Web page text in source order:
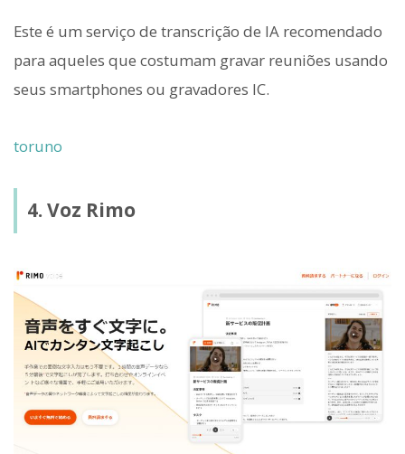
Este é um serviço de transcrição de IA recomendado
para aqueles que costumam gravar reuniões usando
seus smartphones ou gravadores IC.
toruno
4. Voz Rimo